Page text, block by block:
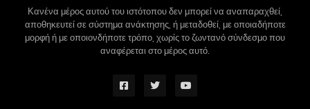
Κανένα μέρος αυτού του ιστότοπου δεν μπορεί να αναπαραχθεί,
αποθηκευτεί σε σύστημα ανάκτησης, ή μεταδοθεί, με οποιαδήποτε
μορφή ή με οποιονδήποτε τρόπο, χωρίς το ζωντανό σύνδεσμο που
αναφέρεται στο μέρος αυτό.